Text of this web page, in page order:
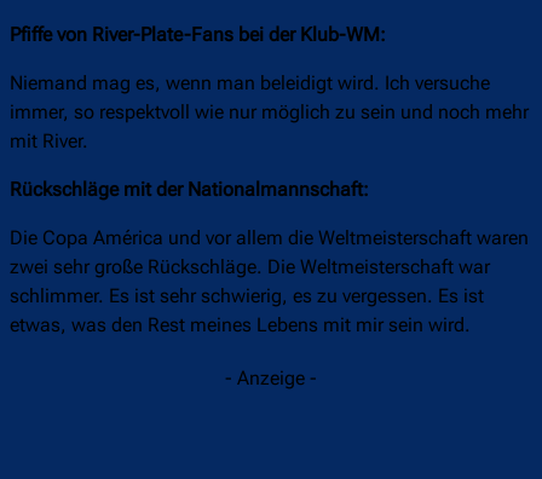
Pfiffe von River-Plate-Fans bei der Klub-WM:
Niemand mag es, wenn man beleidigt wird. Ich versuche
immer, so respektvoll wie nur möglich zu sein und noch mehr
mit River.
Rückschläge mit der Nationalmannschaft:
Die Copa América und vor allem die Weltmeisterschaft waren
zwei sehr große Rückschläge. Die Weltmeisterschaft war
schlimmer. Es ist sehr schwierig, es zu vergessen. Es ist
etwas, was den Rest meines Lebens mit mir sein wird.
- Anzeige -